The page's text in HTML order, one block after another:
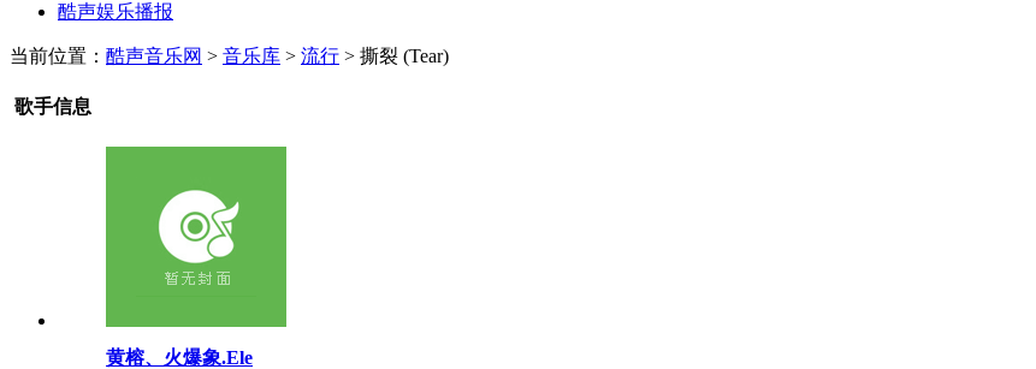
酷声娱乐播报
当前位置： 酷声音乐网 > 音乐库 > 流行 > 撕裂 (Tear)
歌手信息
黄榕、火爆象.Ele